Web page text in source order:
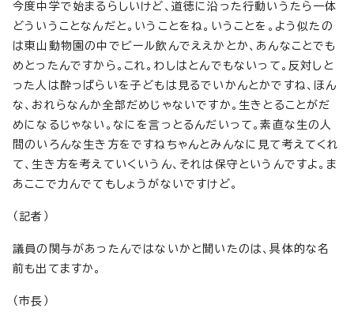
今度中学で始まるらしいけど、道徳に沿った行動いうたら一体
どういうことなんだと。いうことをね。いうことを。よう似たの
は東山動物園の中でビール飲んでええかとか、あんなことでも
めとったんですから。これ。わしはとんでもないって。反対しと
った人は酔っぱらいを子どもは見るでいかんとかですね、ほん
な、おれらなんか全部だめじゃないですか。生きとることがだ
めになるじゃない。なにを言っとるんだいって。素直な生の人
間のいろんな生き方をですねちゃんとみんなに見て考えてくれ
て、生き方を考えていくいうん、それは保守というんですよ。ま
あここで力んでてもしょうがないですけど。
（記者）
議員の関与があったんではないかと聞いたのは、具体的な名
前も出てますか。
（市長）